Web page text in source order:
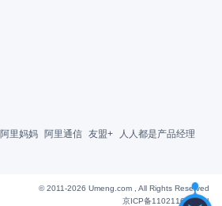
阿里妈妈 阿里通信 友盟+
人人都是产品经理
© 2011-2026 Umeng.com , All Rights Reserved
京ICP备11021163号-6|